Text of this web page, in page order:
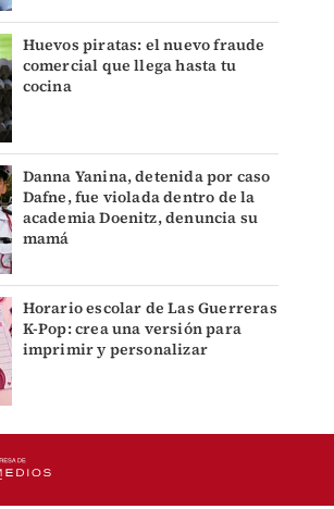
Huevos piratas: el nuevo fraude
comercial que llega hasta tu
cocina
Danna Yanina, detenida por caso
Dafne, fue violada dentro de la
academia Doenitz, denuncia su
mamá
Horario escolar de Las Guerreras
K-Pop: crea una versión para
imprimir y personalizar